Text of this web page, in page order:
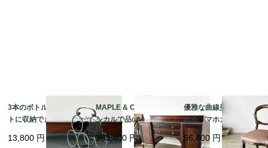
3本のボトルをコンパク
トに収納できる卓上ボ
トルホルダー。葡萄の
装飾が美しいアイアン
13,800 円
MAPLE & Co社製 クラ
シカルで品のある佇ま
いのマホガニーサイド
ボード【s72】
383,400 円
優雅な曲線美に魅了さ
れる、マホガニーアン
ティークバルーンチェ
ア 張替え済み【c347
56,400 円